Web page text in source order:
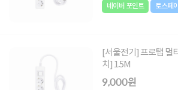
네이버 포인트 토스페이
[서울전기] 프로탭 멀
치] 1.5M
9,000원